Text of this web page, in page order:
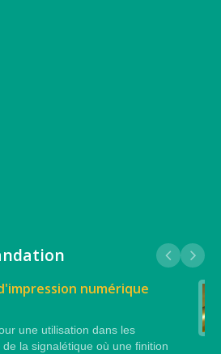
numérique
une utilisation dans les
de la signalétique où une finition